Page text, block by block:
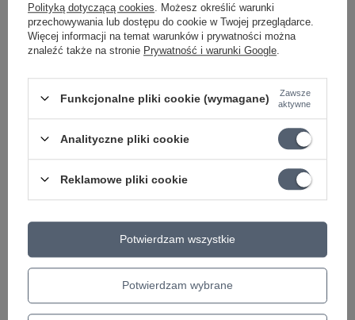
Podmiot odpowiedzialny za ten
produkt na terenie UE
GEWA music GmbH
Symbol 500 AJ
KATEGORIA
STRUNY
DO GITARY KLASYCZNEJ
Parametry bezpieczeństwa Parametry bezpieczeństwa
Preparat nabłyszczający do gitary Guitar
polish Lizard Spit MP 01
30,97 zł
Polityką dotyczącą cookies . Możesz określić warunki
przechowywania lub dostępu do cookie w Twojej przeglądarce.
Więcej informacji na temat warunków i prywatności można
znaleźć także na stronie Prywatność i warunki Google
Funkcjonalne pliki cookie (wymagane)
Zawsze
aktywne
Analityczne pliki cookie
Reklamowe pliki cookie
Potwierdzam wybrane
Potwierdzam wszystkie